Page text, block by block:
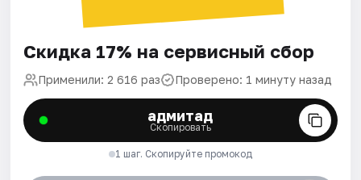
Скидка 17% на сервисный сбор
Применили: 2 616 раз Проверено: 1 минуту назад
адмитад
Скопировать
1 шаг. Скопируйте промокод